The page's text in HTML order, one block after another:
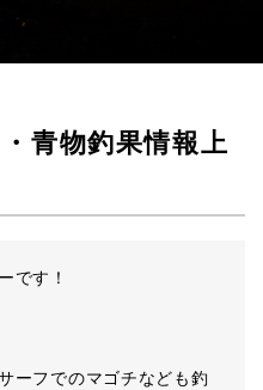
青物釣果情報上
です！
ーフでのマゴチなども釣